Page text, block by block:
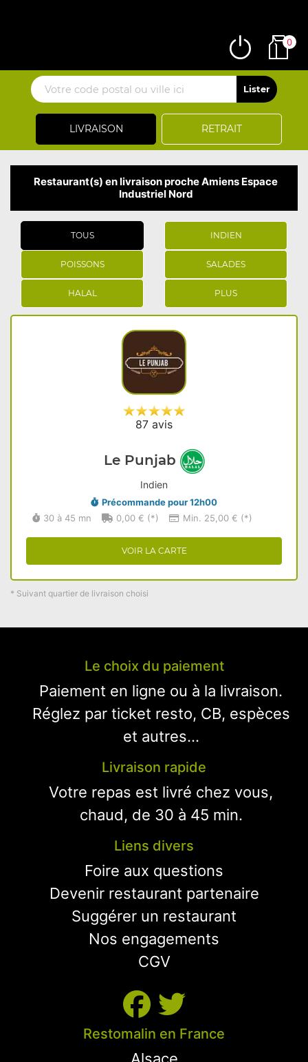
LIVRAISON RETRAIT
0
Restaurant(s) en livraison proche Amiens Espace
Industriel Nord
TOUS INDIEN
POISSONS SALADES
HALAL PLUS
87 avis
Le Punjab
Indien
Précommande pour 12h00
30 à 45 mn
0,00 € (*) Min. 25,00 € (*)
VOIR LA CARTE
* Suivant quartier de livraison choisi
Le choix du paiement
Paiement en ligne ou à la livraison.
Réglez par ticket resto, CB, espèces
et autres...
Livraison rapide
Votre repas est livré chez vous,
chaud, de 30 à 45 min.
Liens divers
Foire aux questions
Devenir restaurant partenaire
Suggérer un restaurant
Nos engagements
CGV
Restomalin en France